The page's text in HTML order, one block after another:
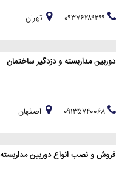
تهران
دوربین مداربسته و دزدگیر ساختمان
اصفهان
فروش و نصب انواع دوربین مداربسته